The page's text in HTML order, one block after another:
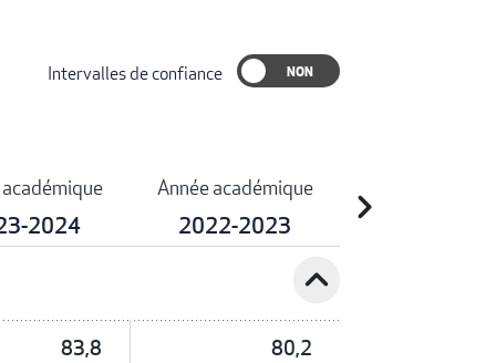
Intervalles de confiance
2024
Année académique
2022-2023 chevron_right
expand_less
83,8 80,2